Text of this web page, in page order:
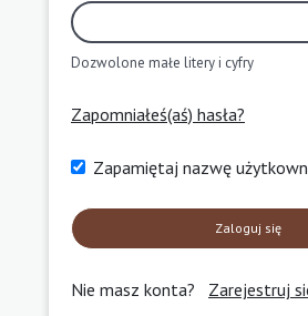
Dozwolone małe litery i cyfry
Zapomniałeś(aś) hasła?
Zapamiętaj nazwę
Zaloguj się
Nie masz konta? Zarejestruj